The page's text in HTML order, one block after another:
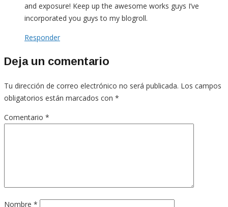
and exposure! Keep up the awesome works guys I’ve
incorporated you guys to my blogroll.
Responder
Deja un comentario
Tu dirección de correo electrónico no será publicada. Los campos
obligatorios están marcados con *
Comentario *
Nombre *